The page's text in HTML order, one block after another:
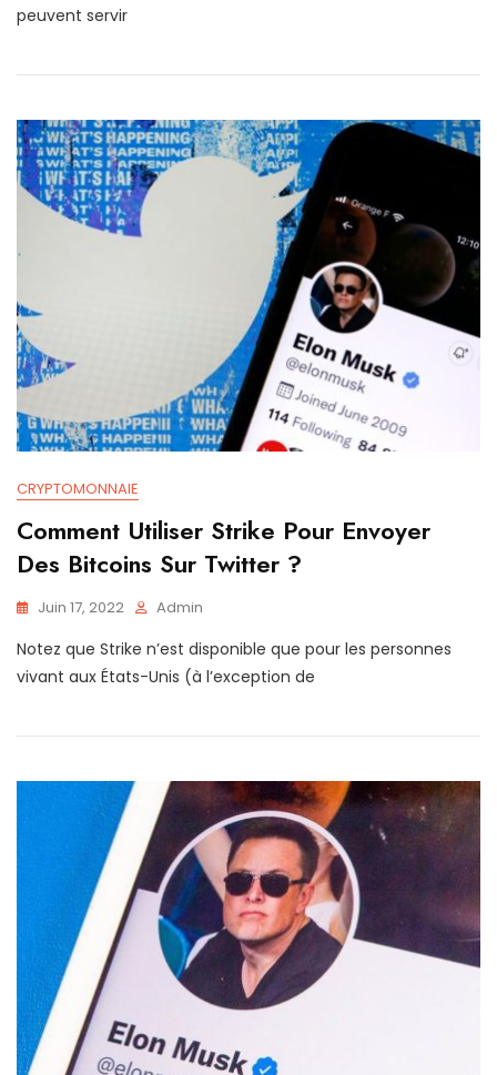
peuvent servir
CRYPTOMONNAIE
Comment Utiliser Strike Pour Envoyer
Des Bitcoins Sur Twitter ?
Juin 17, 2022 Admin
Notez que Strike n’est disponible que pour les personnes
vivant aux États-Unis (à l’exception de